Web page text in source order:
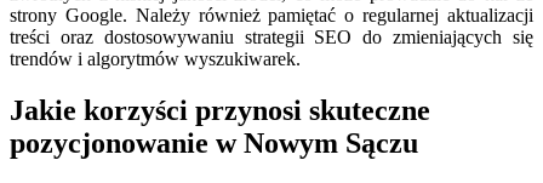
strony Google. Należy również pamiętać o regularnej aktualizacji
treści oraz dostosowywaniu strategii SEO do zmieniających się
trendów i algorytmów wyszukiwarek.
Jakie korzyści przynosi skuteczne
pozycjonowanie w Nowym Sączu